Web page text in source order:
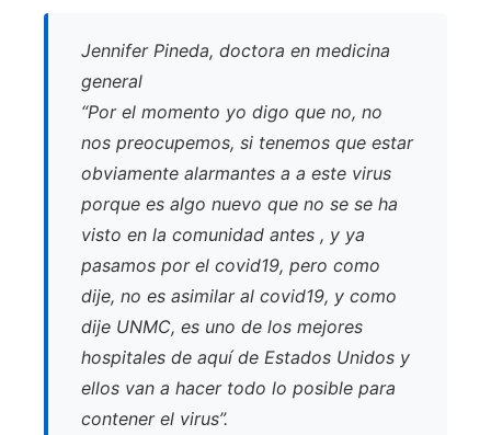
Jennifer Pineda, doctora en medicina
general
“Por el momento yo digo que no, no
nos preocupemos, si tenemos que estar
obviamente alarmantes a a este virus
porque es algo nuevo que no se se ha
visto en la comunidad antes , y ya
pasamos por el covid19, pero como
dije, no es asimilar al covid19, y como
dije UNMC, es uno de los mejores
hospitales de aquí de Estados Unidos y
ellos van a hacer todo lo posible para
contener el virus”.